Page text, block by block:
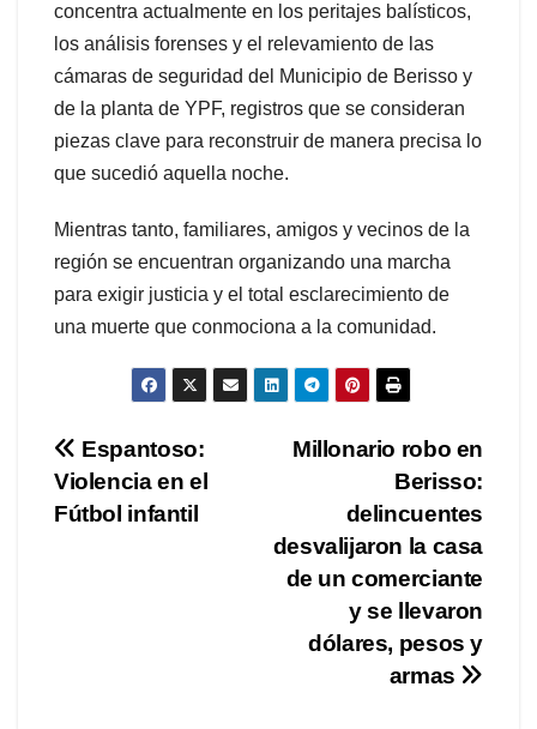
concentra actualmente en los peritajes balísticos,
los análisis forenses y el relevamiento de las
cámaras de seguridad del Municipio de Berisso y
de la planta de YPF, registros que se consideran
piezas clave para reconstruir de manera precisa lo
que sucedió aquella noche.
Mientras tanto, familiares, amigos y vecinos de la
región se encuentran organizando una marcha
para exigir justicia y el total esclarecimiento de
una muerte que conmociona a la comunidad.
Navegación
de
Millonario robo en
Berisso:
delincuentes
desvalijaron la casa
de un comerciante
y se llevaron
dólares, pesos y
armas
Espantoso:
Violencia en el
Fútbol infantil